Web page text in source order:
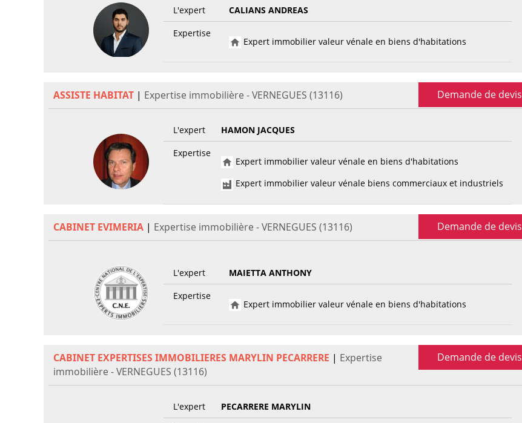
L'expert
CALIANS ANDREAS
Expertise
Expert immobilier valeur vénale en biens d'habitations
ASSISTE HABITAT | Expertise immobilière - VERNEGUES (13116) Demande de devis
L'expert
HAMON JACQUES
Expertise
Expert immobilier valeur vénale en biens d'habitations
Expert immobilier valeur vénale biens commerciaux et industriels
CABINET EVIMERIA | Expertise immobilière - VERNEGUES (13116) Demande de devis
L'expert
MAIETTA ANTHONY
Expertise
Expert immobilier valeur vénale en biens d'habitations
CABINET EXPERTISES IMMOBILIERES MARYLIN PECARRERE | Expertise
immobilière - VERNEGUES (13116)
Demande de devis
L'expert
PECARRERE MARYLIN